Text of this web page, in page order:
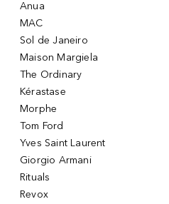
Anua
MAC
Sol de Janeiro
Maison Margiela
The Ordinary
Kérastase
Morphe
Tom Ford
Yves Saint Laurent
Giorgio Armani
Rituals
Revox